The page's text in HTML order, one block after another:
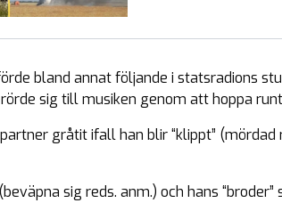
bland annat följande i statsradions
sig till musiken genom att hoppa
gråtit ifall han blir “klippt”
sig reds. anm.) och hans